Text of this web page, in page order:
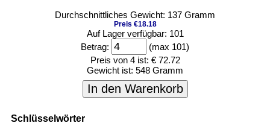
Durchschnittliches Gewicht: 137 Gramm
Preis €18.18
Auf Lager verfügbar: 101
Betrag:
(max 101)
Preis von 4 ist: € 72.72
Gewicht ist: 548 Gramm
In den Warenkorb
Schlüsselwörter